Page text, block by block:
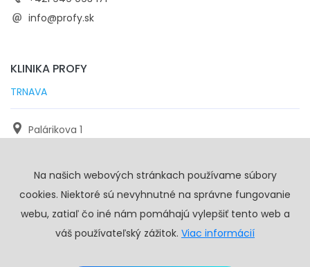
info@profy.sk
KLINIKA PROFY
TRNAVA
Palárikova 1
+421 905 117 923
info@profy.sk
Na našich webových stránkach používame súbory
cookies. Niektoré sú nevyhnutné na správne fungovanie
webu, zatiaľ čo iné nám pomáhajú vylepšiť tento web a
váš používateľský zážitok. Viac informácií